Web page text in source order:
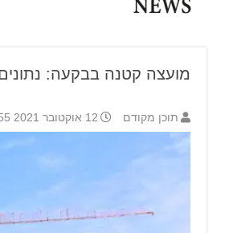
מועצה קטנה בבקעה: נתונים
תוכן מקודם 12 אוקטובר 2021 14:55